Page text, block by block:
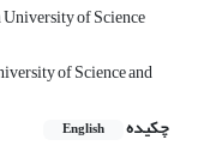
of Science
of Science and
چکیده
English